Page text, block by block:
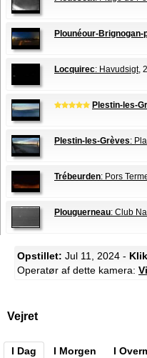
Plounéour-Brignogan-
Locquirec: Havudsigt,
Plestin-les-
Plestin-les-Grèves:
Trébeurden: Pors
Plouguerneau: Club
Opstillet: Jul 11, 2024 -
Operatør af dette kamera:
Vejret
I Dag I Morgen I